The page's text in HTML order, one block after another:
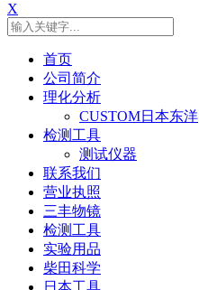
X
首页
公司简介
理化分析
CUSTOM日本东洋
检测工具
测试仪器
联系我们
营业执照
三丰物镜
检测工具
实验用品
柴田科学
日本工具